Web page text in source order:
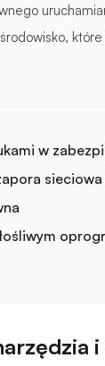
w
sieciowa